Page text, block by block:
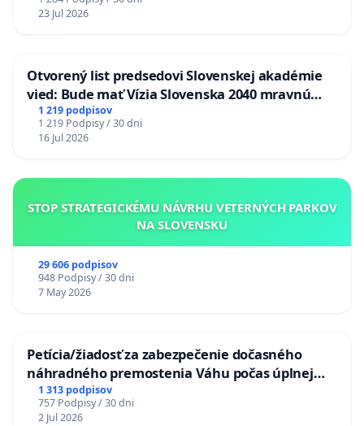
23 Jul 2026
Otvorený list predsedovi Slovenskej akadémie
vied: Bude mať Vízia Slovenska 2040 mravnú
chrbticu?
1 219 podpisov
1 219 Podpisy / 30 dni
16 Jul 2026
STOP STRATEGICKÉMU NÁVRHU VETERNÝCH PARKOV
NA SLOVENSKU
29 606 podpisov
948 Podpisy / 30 dni
7 May 2026
Petícia/žiadosť za zabezpečenie dočasného
náhradného premostenia Váhu počas úplnej
uzávery Vážskeho mosta v Komárne
1 313 podpisov
757 Podpisy / 30 dni
2 Jul 2026